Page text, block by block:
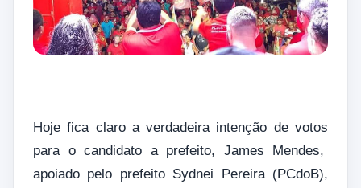
Hoje fica claro a verdadeira intenção de votos
para o candidato a prefeito, James Mendes,
apoiado pelo prefeito Sydnei Pereira (PCdoB),